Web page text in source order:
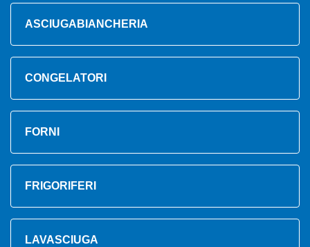
ASCIUGABIANCHERIA
CONGELATORI
FORNI
FRIGORIFERI
LAVASCIUGA